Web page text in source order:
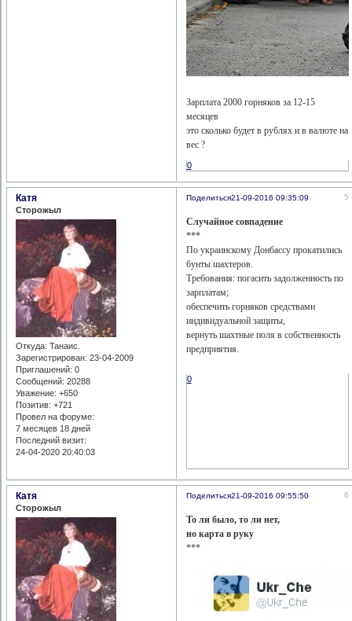
Зарплата 2000 горняков за 12-15
месяцев
это сколько будет в рублях и в валюте на
вес ?
0
Поделиться 5
21-09-2016 09:35:09
Катя
Сторожыл
Откуда: Танаис.
Зарегистрирован: 23-04-2009
Приглашений: 0
Сообщений: 20288
Уважение: +650
Позитив: +721
Провел на форуме:
7 месяцев 18 дней
Последний визит:
24-04-2020 20:40:03
Случайное совпадение
***
По украинскому Донбассу прокатились
бунты шахтеров.
Требования: погасить задолженность по
зарплатам;
обеспечить горняков средствами
индивидуальной защиты,
вернуть шахтные поля в собственность
предприятия.
0
Поделиться 6
21-09-2016 09:55:50
Катя
Сторожыл
То ли было, то ли нет,
но карта в руку
***